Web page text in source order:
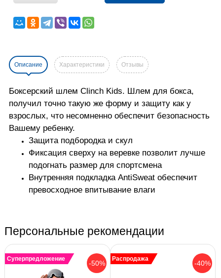
Описание Характеристики Отзывы
Боксерский шлем Clinch Kids. Шлем для бокса,
получил точно такую же форму и защиту как у
взрослых, что несомненно обеспечит безопасность
Вашему ребенку.
Защита подбородка и скул
Фиксация сверху на веревке позволит лучше
подогнать размер для спортсмена
Внутренняя подкладка AntiSweat обеспечит
превосходное впитывание влаги
Персональные рекомендации
-50%
Суперпредложение
-40%
Распродажа